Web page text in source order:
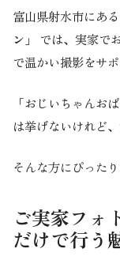
富山県射水市にある
ン」
では、実家で
で温かい撮影をサポ
「おじいちゃんお
は挙げないけれど
そんな方にぴった
ご実家フォ
だけで行う